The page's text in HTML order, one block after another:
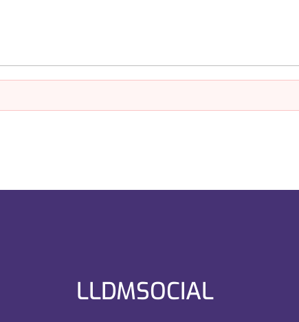
LLDMSOCIAL